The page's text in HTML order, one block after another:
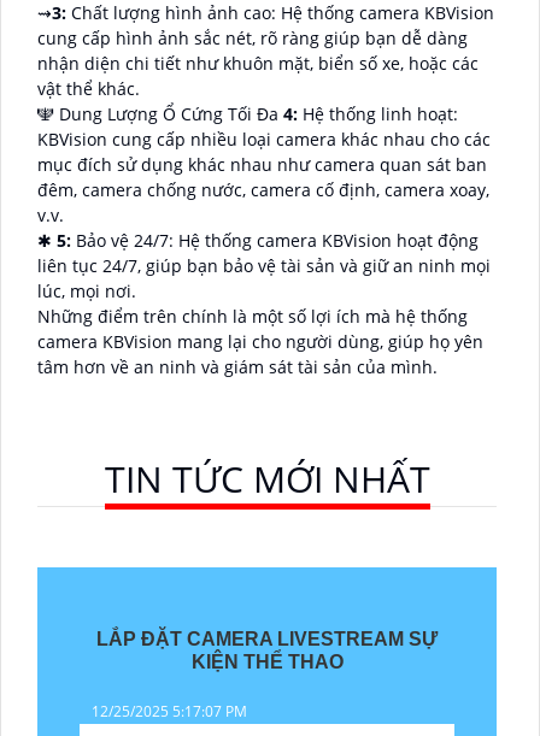
⇝3: Chất lượng hình ảnh cao: Hệ thống camera KBVision
cung cấp hình ảnh sắc nét, rõ ràng giúp bạn dễ dàng
nhận diện chi tiết như khuôn mặt, biển số xe, hoặc các
vật thể khác.
🕎 Dung Lượng Ổ Cứng Tối Đa 4: Hệ thống linh hoạt:
KBVision cung cấp nhiều loại camera khác nhau cho các
mục đích sử dụng khác nhau như camera quan sát ban
đêm, camera chống nước, camera cố định, camera xoay,
v.v.
✱ 5: Bảo vệ 24/7: Hệ thống camera KBVision hoạt động
liên tục 24/7, giúp bạn bảo vệ tài sản và giữ an ninh mọi
lúc, mọi nơi.
Những điểm trên chính là một số lợi ích mà hệ thống
camera KBVision mang lại cho người dùng, giúp họ yên
tâm hơn về an ninh và giám sát tài sản của mình.
TIN TỨC MỚI NHẤT
LẮP ĐẶT CAMERA LIVESTREAM SỰ
KIỆN THỂ THAO
12/25/2025 5:17:07 PM